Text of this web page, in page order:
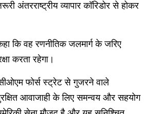
अंतरराष्ट्रीय व्यापार कॉरिडोर से होकर
कि वह रणनीतिक जलमार्ग के जरिए
करता रहेगा।
फोर्स स्ट्रेट से गुजरने वाले
आवाजाही के लिए समन्वय और सहयोग